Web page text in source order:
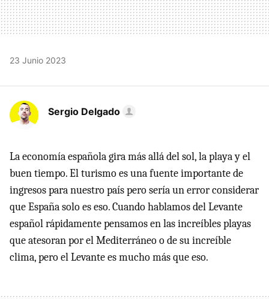
23 Junio 2023
Sergio Delgado
La economía española gira más allá del sol, la playa y el
buen tiempo. El turismo es una fuente importante de
ingresos para nuestro país pero sería un error considerar
que España solo es eso. Cuando hablamos del Levante
español rápidamente pensamos en las increíbles playas
que atesoran por el Mediterráneo o de su increíble
clima, pero el Levante es mucho más que eso.